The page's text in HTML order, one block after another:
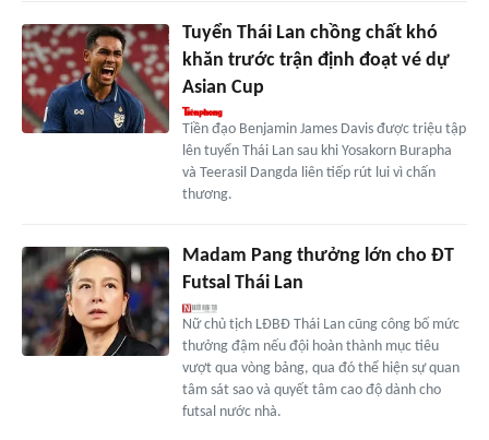
Tuyển Thái Lan chồng chất khó
khăn trước trận định đoạt vé dự
Asian Cup
Tiền đạo Benjamin James Davis được triệu tập
lên tuyển Thái Lan sau khi Yosakorn Burapha
và Teerasil Dangda liên tiếp rút lui vì chấn
thương.
Madam Pang thưởng lớn cho ĐT
Futsal Thái Lan
Nữ chủ tịch LĐBĐ Thái Lan cũng công bố mức
thưởng đậm nếu đội hoàn thành mục tiêu
vượt qua vòng bảng, qua đó thể hiện sự quan
tâm sát sao và quyết tâm cao độ dành cho
futsal nước nhà.